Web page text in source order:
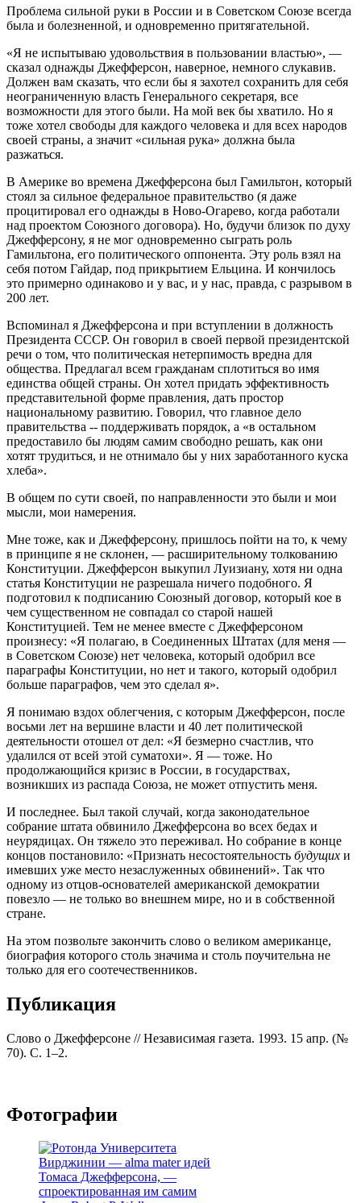
Проблема сильной руки в России и в Советском Союзе всегда
была и болезненной, и одновременно притягательной.
«Я не испытываю удовольствия в пользовании властью», —
сказал однажды Джефферсон, наверное, немного слукавив.
Должен вам сказать, что если бы я захотел сохранить для себя
неограниченную власть Генерального секретаря, все
возможности для этого были. На мой век бы хватило. Но я
тоже хотел свободы для каждого человека и для всех народов
своей страны, а значит «сильная рука» должна была
разжаться.
В Америке во времена Джефферсона был Гамильтон, который
стоял за сильное федеральное правительство (я даже
процитировал его однажды в Ново-Огарево, когда работали
над проектом Союзного договора). Но, будучи близок по духу
Джефферсону, я не мог одновременно сыграть роль
Гамильтона, его политического оппонента. Эту роль взял на
себя потом Гайдар, под прикрытием Ельцина. И кончилось
это примерно одинаково и у вас, и у нас, правда, с разрывом в
200 лет.
Вспоминал я Джефферсона и при вступлении в должность
Президента СССР. Он говорил в своей первой президентской
речи о том, что политическая нетерпимость вредна для
общества. Предлагал всем гражданам сплотиться во имя
единства общей страны. Он хотел придать эффективность
представительной форме правления, дать простор
национальному развитию. Говорил, что главное дело
правительства -- поддерживать порядок, а «в остальном
предоставило бы людям самим свободно решать, как они
хотят трудиться, и не отнимало бы у них заработанного куска
хлеба».
В общем по сути своей, по направленности это были и мои
мысли, мои намерения.
Мне тоже, как и Джефферсону, пришлось пойти на то, к чему
в принципе я не склонен, — расширительному толкованию
Конституции. Джефферсон выкупил Луизиану, хотя ни одна
статья Конституции не разрешала ничего подобного. Я
подготовил к подписанию Союзный договор, который кое в
чем существенном не совпадал со старой нашей
Конституцией. Тем не менее вместе с Джефферсоном
произнесу: «Я полагаю, в Соединенных Штатах (для меня —
в Советском Союзе) нет человека, который одобрил все
параграфы Конституции, но нет и такого, который одобрил
больше параграфов, чем это сделал я».
Я понимаю вздох облегчения, с которым Джефферсон, после
восьми лет на вершине власти и 40 лет политической
деятельности отошел от дел: «Я безмерно счастлив, что
удалился от всей этой суматохи». Я — тоже. Но
продолжающийся кризис в России, в государствах,
возникших из распада Союза, не может отпустить меня.
И последнее. Был такой случай, когда законодательное
собрание штата обвинило Джефферсона во всех бедах и
неурядицах. Он тяжело это переживал. Но собрание в конце
концов постановило: «Признать несостоятельность будущих и
имевших уже место незаслуженных обвинений». Так что
одному из отцов-основателей американской демократии
повезло — не только во внешнем мире, но и в собственной
стране.
На этом позвольте закончить слово о великом американце,
биография которого столь значима и столь поучительна не
только для его соотечественников.
Публикация
Слово о Джефферсоне // Независимая газета. 1993. 15 апр. (№
70). С. 1–2.
Фотографии